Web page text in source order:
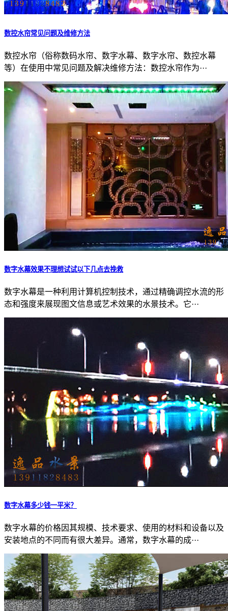
数控水帘常见问题及维修方法
数控水帘（俗称数码水帘、数字水幕、数字水帘、数控水幕
等）在使用中常见问题及解决维修方法：数控水帘作为···
数字水幕效果不理想试试以下几点去挽救
数字水幕是一种利用计算机控制技术，通过精确调控水流的形
态和强度来展现图文信息或艺术效果的水景技术。它···
数字水幕多少钱一平米？
数字水幕的价格因其规模、技术要求、使用的材料和设备以及
安装地点的不同而有很大差异。通常，数字水幕的成···